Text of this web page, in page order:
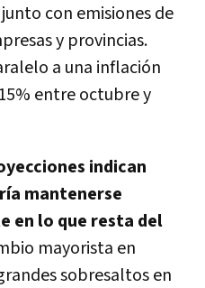
con emisiones de
y provincias.
a una inflación
entre octubre y
indican
mantenerse
en lo que resta del
mayorista en
sobresaltos en